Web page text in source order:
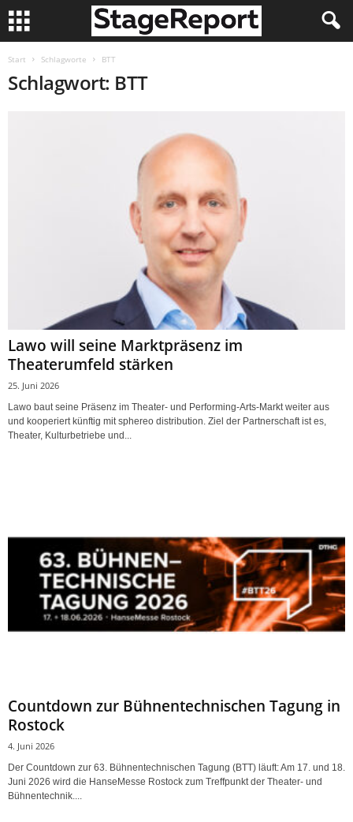
Start Schlagworte BTT
Schlagwort: BTT
Lawo will seine Marktpräsenz im
Theaterumfeld stärken
25. Juni 2026
Lawo baut seine Präsenz im Theater- und Performing-Arts-Markt weiter aus
und kooperiert künftig mit sphereo distribution. Ziel der Partnerschaft ist es,
Theater, Kulturbetriebe und...
Countdown zur Bühnentechnischen Tagung in
Rostock
4. Juni 2026
Der Countdown zur 63. Bühnentechnischen Tagung (BTT) läuft: Am 17. und 18.
Juni 2026 wird die HanseMesse Rostock zum Treffpunkt der Theater- und
Bühnentechnik....